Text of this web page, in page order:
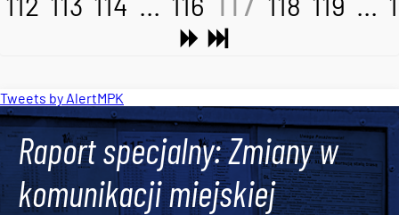
Tweets by AlertMPK
Raport specjalny: Zmiany w
komunikacji miejskiej